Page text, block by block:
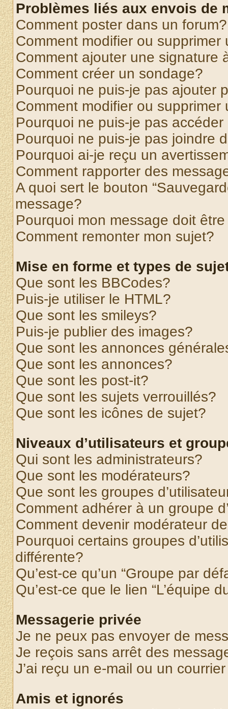
Problèmes liés aux envois de
Comment poster dans un forum?
Comment modifier ou supprimer
Comment ajouter une signature
Comment créer un sondage?
Pourquoi ne puis-je pas ajouter
Comment modifier ou supprimer
Pourquoi ne puis-je pas
Pourquoi ne puis-je pas joindre
Pourquoi ai-je reçu un
Comment rapporter des
A quoi sert le bouton
message?
Pourquoi mon message doit
Comment remonter mon sujet?
Mise en forme et types de
Que sont les BBCodes?
Puis-je utiliser le HTML?
Que sont les smileys?
Puis-je publier des images?
Que sont les annonces
Que sont les annonces?
Que sont les post-it?
Que sont les sujets verrouillés?
Que sont les icônes de sujet?
Niveaux d’utilisateurs et
Qui sont les administrateurs?
Que sont les modérateurs?
Que sont les groupes
Comment adhérer à un groupe
Comment devenir modérateur
Pourquoi certains groupes
différente?
Qu’est-ce qu’un “Groupe par
Qu’est-ce que le lien “L’équipe
Messagerie privée
Je ne peux pas envoyer de
Je reçois sans arrêt des
J’ai reçu un e-mail ou un
Amis et ignorés